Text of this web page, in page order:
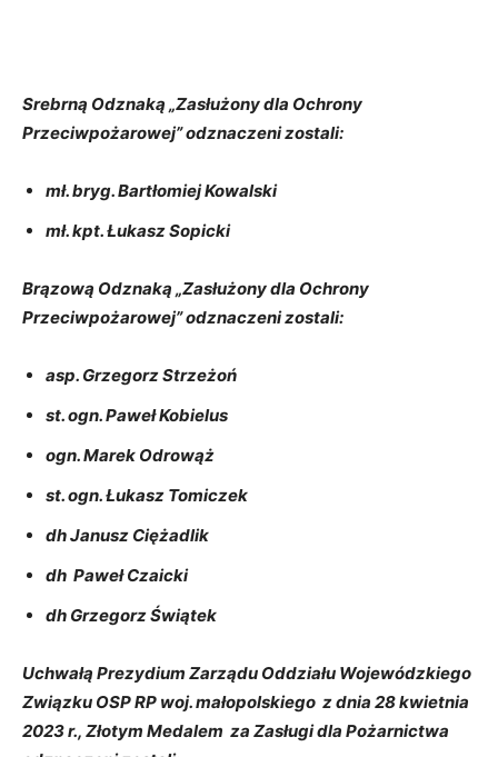
Srebrną Odznaką „Zasłużony dla Ochrony
Przeciwpożarowej” odznaczeni zostali:
mł. bryg. Bartłomiej Kowalski
mł. kpt. Łukasz Sopicki
Brązową Odznaką „Zasłużony dla Ochrony
Przeciwpożarowej” odznaczeni zostali:
asp. Grzegorz Strzeżoń
st. ogn. Paweł Kobielus
ogn. Marek Odrowąż
st. ogn. Łukasz Tomiczek
dh Janusz Ciężadlik
dh Paweł Czaicki
dh Grzegorz Świątek
Uchwałą Prezydium Zarządu Oddziału Wojewódzkiego
Związku OSP RP woj. małopolskiego z dnia 28 kwietnia
2023 r., Złotym Medalem za Zasługi dla Pożarnictwa